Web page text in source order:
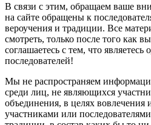
В связи с этим, обращаем ваше
на сайте обращены к
вероучения и традиции. Все
смотреть, только после того как
соглашаетесь с тем, что являетесь
последователей!
Мы не распространяем
среди лиц, не являющихся
объединения, в целях
участниками или